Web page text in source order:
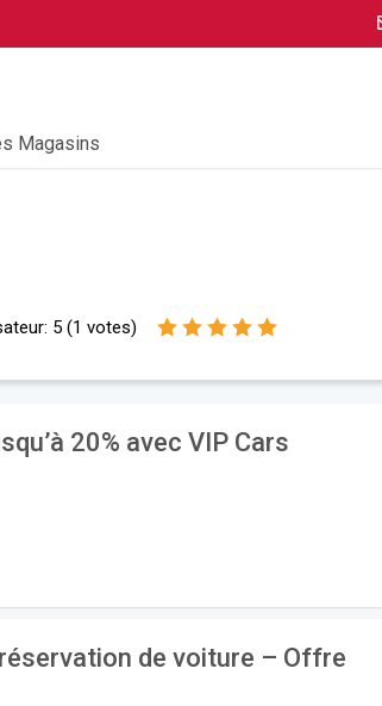
Magasins
5 (1 votes)
20% avec VIP Cars
de voiture – Offre